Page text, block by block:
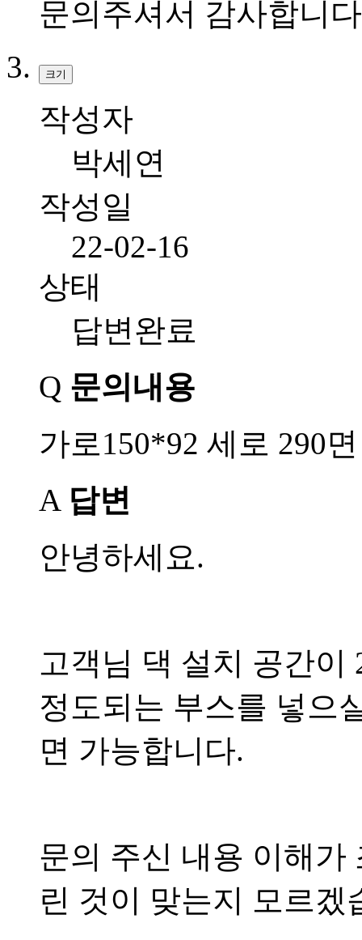
문의주셔서 감사합니
크기
작성자
박세연
작성일
22-02-16
상태
답변완료
Q 문의내용
가로150*92 세로 290
A 답변
안녕하세요.
고객님 댁 설치 공간이
정도되는 부스를 넣으
면 가능합니다.
문의 주신 내용 이해가
린 것이 맞는지 모르겠